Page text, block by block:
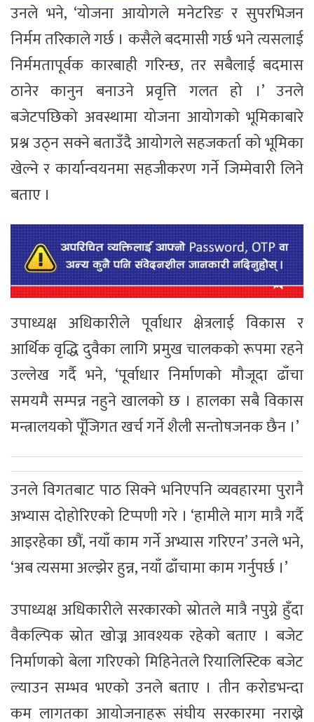
उनले भने, ‘योजना आयोगले मनेटरिङ र सुपरभिजन
निर्मम तरिकाले गर्छ । कसैले बदमासी गर्छ भने त्यसलाई
निर्ममतापूर्वक कारबाही गरिन्छ, तर सबैलाई बदमास
ठानेर कानुन बनाउने प्रवृत्ति गलत हो ।’ उनले
बजेटपछिको अवस्थामा योजना आयोगको भूमिकाबारे
प्रश्न उठ्न सक्ने बताउँदै आयोगले सहजकर्ता को भूमिका
खेल्ने र कार्यान्वयनमा सहजीकरण गर्ने जिम्मेवारी लिने
बताए ।
उपाध्यक्ष अधिकारीले पूर्वाधार क्षेत्रलाई विकास र
आर्थिक वृद्धि दुवैका लागि प्रमुख चालकको रूपमा रहने
उल्लेख गर्दै भने, ‘पूर्वाधार निर्माणको मौजूदा ढाँचा
समयमै सम्पन्न नहुने खालको छ । हालका सबै विकास
मन्त्रालयको पूँजिगत खर्च गर्ने शैली सन्तोषजनक छैन ।’
उनले विगतबाट पाठ सिक्ने भनिएपनि व्यवहारमा पुरानै
अभ्यास दोहोरिएको टिप्पणी गरे । ‘हामीले माग मात्रै गर्दै
आइरहेका छौं, नयाँ काम गर्ने अभ्यास गरिएन’ उनले भने,
‘अब त्यसमा अल्झेर हुन्न, नयाँ ढाँचामा काम गर्नुपर्छ ।’
उपाध्यक्ष अधिकारीले सरकारको स्रोतले मात्रै नपुग्ने हुँदा
वैकल्पिक स्रोत खोज्न आवश्यक रहेको बताए । बजेट
निर्माणको बेला गरिएको मिहिनेतले रियालिस्टिक बजेट
ल्याउन सम्भव भएको उनले बताए । तीन करोडभन्दा
कम लागतका आयोजनाहरू संघीय सरकारमा नराख्ने